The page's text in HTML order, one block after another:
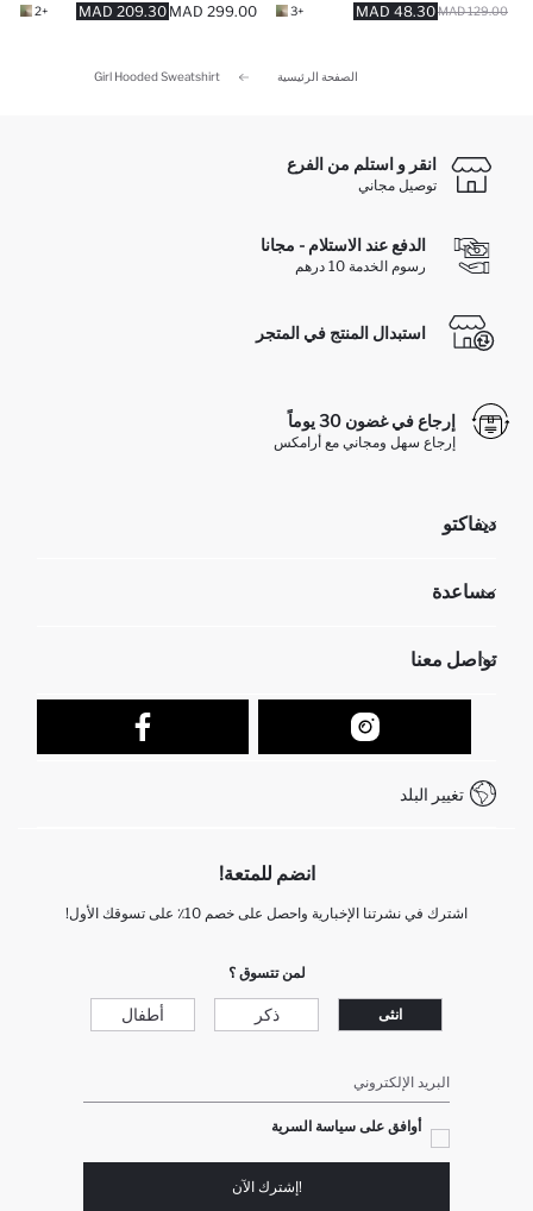
48.30 MAD 129.00 MAD
+3
209.30 MAD 299.00 MAD
+2
الصفحة الرئيسية Girl Hooded Sweatshirt
انقر و استلم من الفرع
توصيل مجاني
الدفع عند الاستلام - مجانا
رسوم الخدمة 10 درهم
استبدال المنتج في المتجر
إرجاع في غضون 30 يوماً
إرجاع سهل ومجاني مع أرامكس
ديفاكتو
تعرف علينا
مساعدة
عمليات الارجاع و الاستبدال السهلة
تتبع الشحنة
كيف يمكنك التسوق في ديفاكتو ؟
كيف تدفع في ديفاكتو؟
تواصل معنا
نموذج الاتصال
+212 525 076 633 خدمة العملاءتغيير البلد
انضم للمتعة!
اشترك في نشرتنا الإخبارية واحصل على خصم 10٪ على تسوقك الأول!
لمن تتسوق ؟
انثى ذكر أطفال
البريد الإلكتروني
أوافق على سياسة السرية
!إشترك الآن